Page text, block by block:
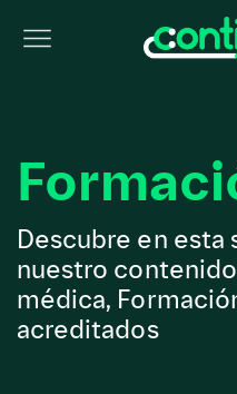
Descubre en
nuestro
médica,
acreditados